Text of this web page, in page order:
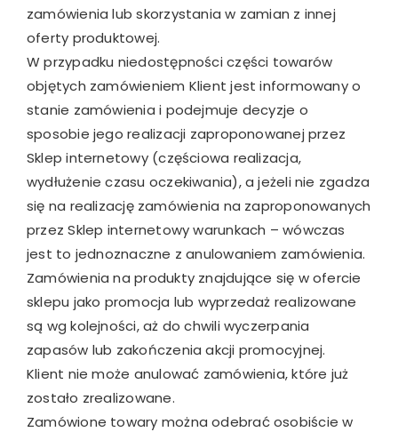
zamówienia lub skorzystania w zamian z innej
oferty produktowej.
W przypadku niedostępności części towarów
objętych zamówieniem Klient jest informowany o
stanie zamówienia i podejmuje decyzje o
sposobie jego realizacji zaproponowanej przez
Sklep internetowy (częściowa realizacja,
wydłużenie czasu oczekiwania), a jeżeli nie zgadza
się na realizację zamówienia na zaproponowanych
przez Sklep internetowy warunkach – wówczas
jest to jednoznaczne z anulowaniem zamówienia.
Zamówienia na produkty znajdujące się w ofercie
sklepu jako promocja lub wyprzedaż realizowane
są wg kolejności, aż do chwili wyczerpania
zapasów lub zakończenia akcji promocyjnej.
Klient nie może anulować zamówienia, które już
zostało zrealizowane.
Zamówione towary można odebrać osobiście w